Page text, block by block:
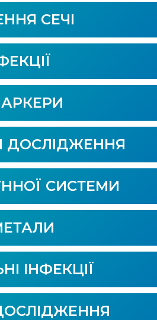
СЕЧІ
ДОСЛІДЖЕННЯ
СИСТЕМИ
ІНФЕКЦІЇ